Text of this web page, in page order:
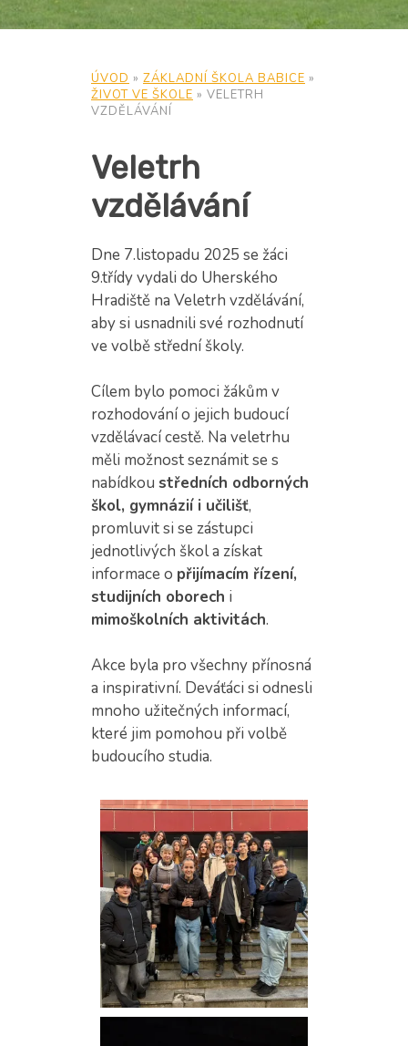
ÚVOD » ZÁKLADNÍ ŠKOLA BABICE »
ŽIVOT VE ŠKOLE » VELETRH
VZDĚLÁVÁNÍ
Veletrh
vzdělávání
Dne 7.listopadu 2025 se žáci
9.třídy vydali do Uherského
Hradiště na Veletrh vzdělávání,
aby si usnadnili své rozhodnutí
ve volbě střední školy.
Cílem bylo pomoci žákům v
rozhodování o jejich budoucí
vzdělávací cestě. Na veletrhu
měli možnost seznámit se s
nabídkou středních odborných
škol, gymnázií i učilišť,
promluvit si se zástupci
jednotlivých škol a získat
informace o přijímacím řízení,
studijních oborech i
mimoškolních aktivitách.
Akce byla pro všechny přínosná
a inspirativní. Deváťáci si odnesli
mnoho užitečných informací,
které jim pomohou při volbě
budoucího studia.